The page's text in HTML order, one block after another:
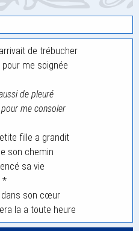
de trébucher
me soignée
de pleuré
me consoler
fille a grandit
son chemin
sa vie
*
dans son cœur
la a toute heure